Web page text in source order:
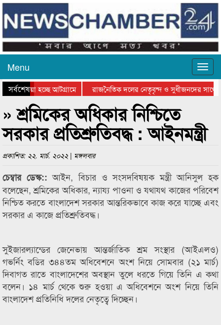
Menu
সর্বশেষ
যাওয়া হচ্ছে আটগ্রামে
রাজনৈতিক দলের নেতৃবৃন্দ ও সুধীজনদের সাথে
পুরস্কার বিতরণ সম্পন্ন
সিলেটে বাংলাদেশ গ্রুপ থিয়েটার ফেডারেশানের
» শ্রমিকের অধিকার নিশ্চিতে
সরকার প্রতিশ্রুতিবদ্ধ : আইনমন্ত্রী
প্রকাশিত: ২২. মার্চ. ২০২২ | মঙ্গলবার
চেম্বার ডেস্ক::আইন, বিচার ও সংসদবিষয়ক মন্ত্রী আনিসুল হক
বলেছেন, শ্রমিকের অধিকার, ন্যায্য পাওনা ও যথাযথ কাজের পরিবেশ
নিশ্চিত করতে বাংলাদেশ সরকার আন্তরিকভাবে কাজ করে যাচ্ছে এবং
সরকার এ কাজে প্রতিশ্রুতিবদ্ধ।
সুইজারল্যান্ডের জেনেভায় আন্তর্জাতিক শ্রম সংস্থার (আইএলও)
গভর্নিং বডির ৩৪৪তম অধিবেশনে অংশ নিয়ে সোমবার (২১ মার্চ)
দিবাগত রাতে বাংলাদেশের অবস্থান তুলে ধরতে গিয়ে তিনি এ কথা
বলেন। ১৪ মার্চ থেকে শুরু হওয়া এ অধিবেশনে অংশ নিয়ে তিনি
বাংলাদেশ প্রতিনিধি দলের নেতৃত্বে দিচ্ছেন।